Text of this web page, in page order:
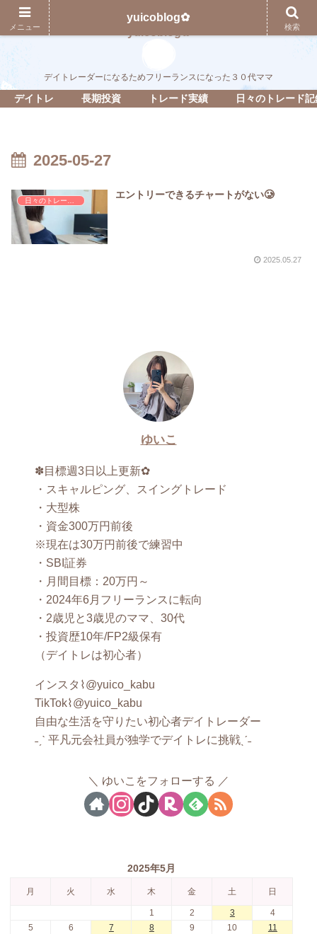
デイトレーダーになるためフリーランスになった３０代ママ
デイトレ 長期投資 トレード実績 日々のトレード
2025-05-27
日々のトレード記録
エントリーできるチャートがない🥲
2025.05.27
ゆいこ
✽目標週3日以上更新✿
・スキャルピング、スイングトレード
・大型株
・資金300万円前後
※現在は30万円前後で練習中
・SBI証券
・月間目標：20万円～
・2024年6月フリーランスに転向
・2歳児と3歳児のママ、30代
・投資歴10年/FP2級保有
（デイトレは初心者）
インスタ⌇@yuico_kabu
TikTok⌇@yuico_kabu
自由な生活を守りたい初心者デイトレーダー
˗ˏˋ 平凡元会社員が独学でデイトレに挑戦ˎˊ˗
ゆいこをフォローする
2025年5月
月 火 水 木 金 土 日
1 2 3
4
5
6 7 8 9 10
11
メニュー
yuicoblog✿
検索